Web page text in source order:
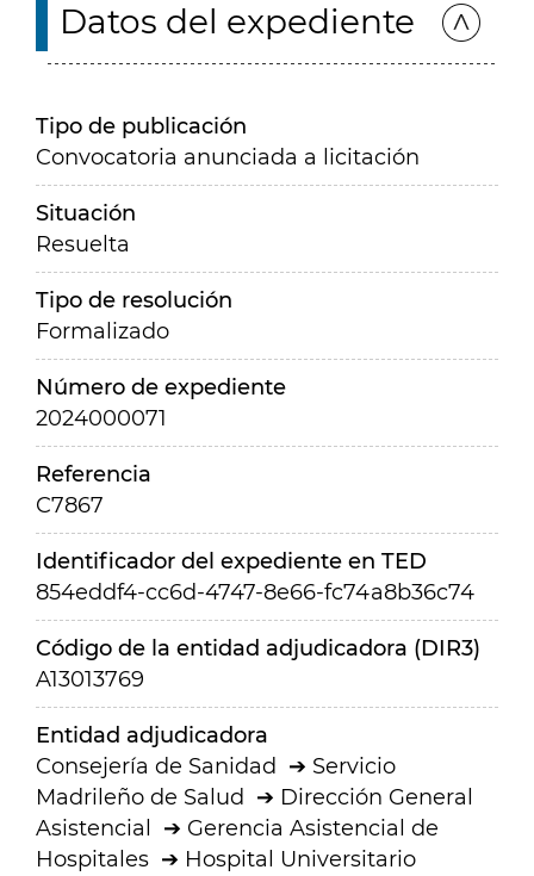
Datos del expediente
Tipo de publicación
Convocatoria anunciada a licitación
Situación
Resuelta
Tipo de resolución
Formalizado
Número de expediente
2024000071
Referencia
C7867
Identificador del expediente en TED
854eddf4-cc6d-4747-8e66-fc74a8b36c74
Código de la entidad adjudicadora (DIR3)
A13013769
Entidad adjudicadora
Consejería de Sanidad
Servicio
Madrileño de Salud
Dirección General
Asistencial
Gerencia Asistencial de
Hospitales
Hospital Universitario